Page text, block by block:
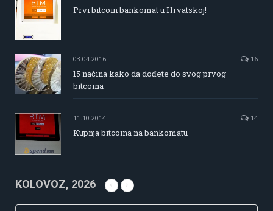
Prvi bitcoin bankomat u Hrvatskoj!
03.04.2016 16
15 načina kako da dođete do svog prvog
bitcoina
11.10.2014 14
Kupnja bitcoina na bankomatu
KOLOVOZ, 2026